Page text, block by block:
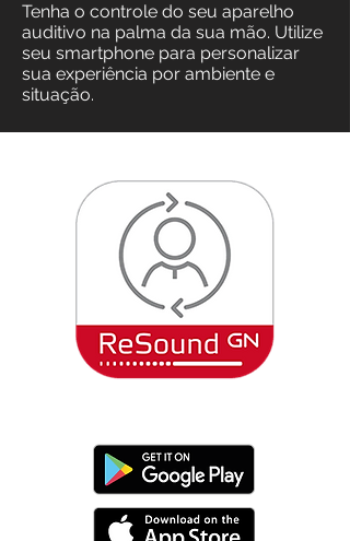
Tenha o controle do seu aparelho
auditivo na palma da sua mão. Utilize
seu smartphone para personalizar
sua experiência por ambiente e
situação.